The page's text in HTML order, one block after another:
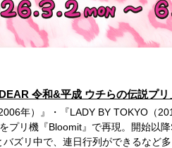
令和&平成 ウチらの伝説プリ
年）』・『LADY BY TOKYO（
プリ機『Bloomit』で再現。開始以
バズリ中で、連日行列ができるなど